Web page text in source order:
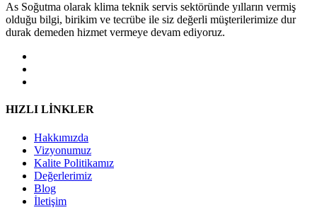
As Soğutma olarak klima teknik servis sektöründe yılların vermiş
olduğu bilgi, birikim ve tecrübe ile siz değerli müşterilerimize dur
durak demeden hizmet vermeye devam ediyoruz.
HIZLI LİNKLER
Hakkımızda
Vizyonumuz
Kalite Politikamız
Değerlerimiz
Blog
İletişim